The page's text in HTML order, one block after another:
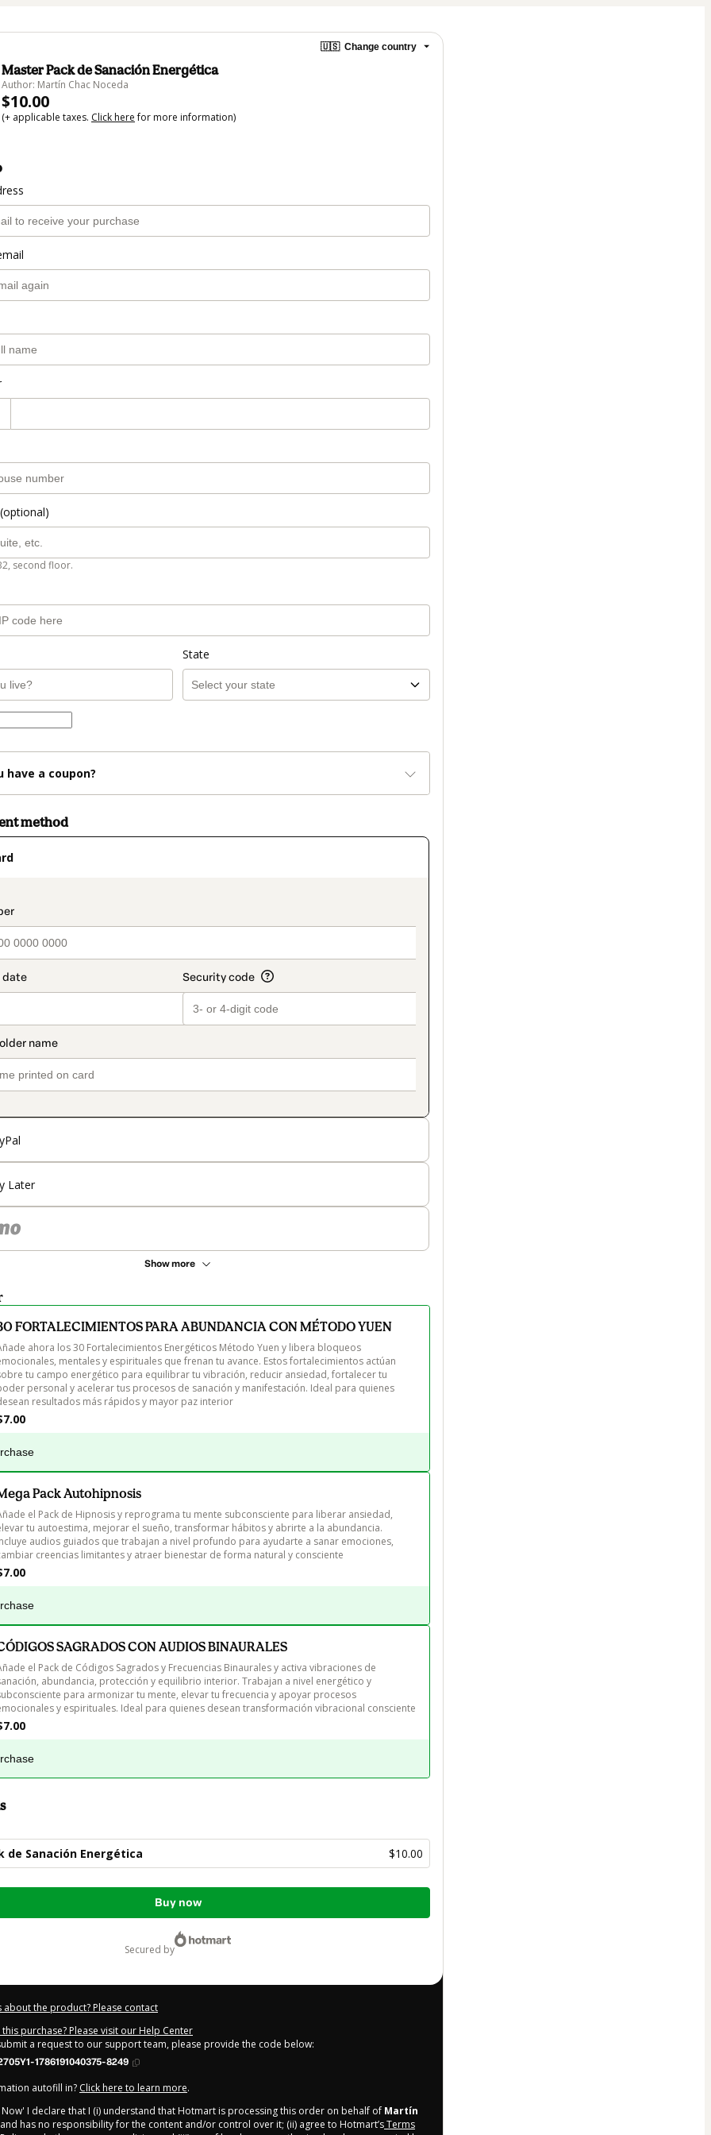
🇺🇸 Change country
Master Pack de Sanación Energética
Author: Martín Chac Noceda
$10.00
(+ applicable taxes. Click herefor more information)
second floor.
State
have a coupon?
method
Later
Show more
FORTALECIMIENTOS PARA ABUNDANCIA CON MÉTODO YUEN
ahora los 30 Fortalecimientos Energéticos Método Yuen y libera bloqueos
mentales y espirituales que frenan tu avance. Estos fortalecimientos actúan
tu campo energético para equilibrar tu vibración, reducir ansiedad, fortalecer tu
personal y acelerar tus procesos de sanación y manifestación. Ideal para quienes
resultados más rápidos y mayor paz interior
Pack Autohipnosis
el Pack de Hipnosis y reprograma tu mente subconsciente para liberar ansiedad,
tu autoestima, mejorar el sueño, transformar hábitos y abrirte a la abundancia.
audios guiados que trabajan a nivel profundo para ayudarte a sanar emociones,
creencias limitantes y atraer bienestar de forma natural y consciente
SAGRADOS CON AUDIOS BINAURALES
el Pack de Códigos Sagrados y Frecuencias Binaurales y activa vibraciones de
abundancia, protección y equilibrio interior. Trabajan a nivel energético y
para armonizar tu mente, elevar tu frecuencia y apoyar procesos
y espirituales. Ideal para quienes desean transformación vibracional consciente
de Sanación Energética $10.00
Buy now
secured by
about the product? Please contact
purchase? Please visit our Help Center
a request to our support team, please provide the code below:
1786191040375-8249
autofill in? Click here to learn more.
Now' I declare that I (i) understand that Hotmart is processing this order on behalf of Martín
and has no responsibility for the content and/or control over it; (ii) agree to Hotmart’sTerms